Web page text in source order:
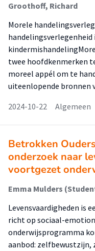
Groothoff, Richard
Morele
handelingsverlegenheid
twee hoofdkenmerken
moreel appél om te
uiteenlopende
2024-10-22
Algemeen
Betrokken
onderzoek naar
voortgezet
Emma Mulders
Levensvaardigheden is
richt op sociaal-
onderwijsprogramma
aanbod: